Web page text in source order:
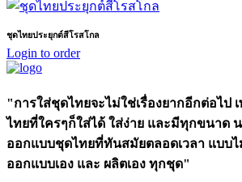
ชุดไทยประยุกต์สีโรสโกล
Login to order
"การใส่ชุดไทยจะไม่ใช่เรื่องยากอีกต่อไป
ไทยที่ใครๆก็ใส่ได้ ใส่ง่าย และมีทุกขนาด
ออกแบบชุดไทยที่ทันสมัยตลอดเวลา แบบไ
ออกแบบเอง และ ผลิตเอง ทุกชุด"